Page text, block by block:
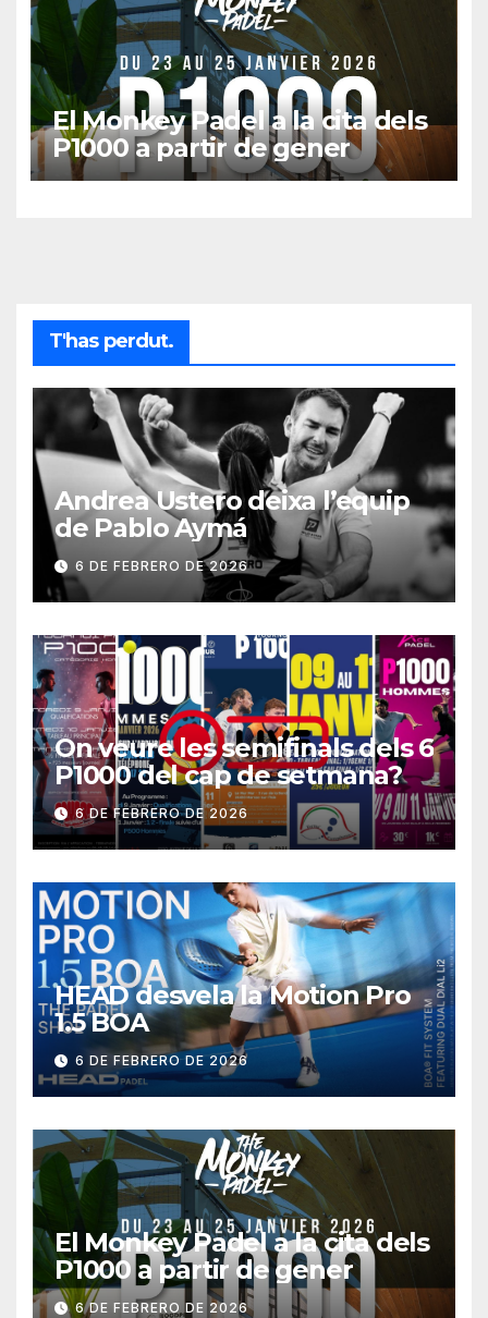
El Monkey Padel a la cita dels
P1000 a partir de gener
T'has perdut.
Andrea Ustero deixa l’equip
de Pablo Aymá
6 DE FEBRERO DE 2026
On veure les semifinals dels 6
P1000 del cap de setmana?
6 DE FEBRERO DE 2026
HEAD desvela la Motion Pro
1.5 BOA
6 DE FEBRERO DE 2026
El Monkey Padel a la cita dels
P1000 a partir de gener
6 DE FEBRERO DE 2026